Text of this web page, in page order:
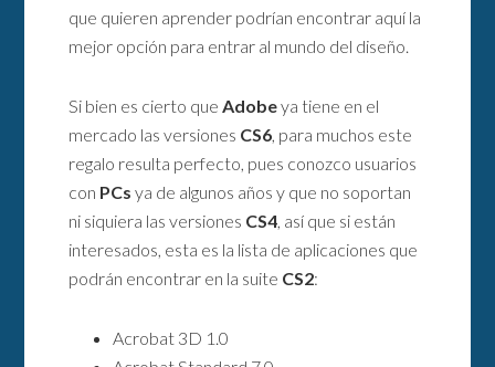
que quieren aprender podrían encontrar aquí la
mejor opción para entrar al mundo del diseño.
Si bien es cierto queAdobeya tiene en el
mercado las versiones CS6, para muchos este
regalo resulta perfecto, pues conozco usuarios
con PCs ya de algunos años y que no soportan
ni siquiera las versiones CS4, así que si están
interesados, esta es la lista de aplicaciones que
podrán encontrar en la suite CS2:
Acrobat 3D 1.0